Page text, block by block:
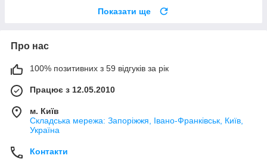
Показати ще
Про нас
100% позитивних з 59 відгуків за рік
Працює з 12.05.2010
м. Київ
Складська мережа: Запоріжжя, Івано-Франківськ, Київ,
Україна
Контакти